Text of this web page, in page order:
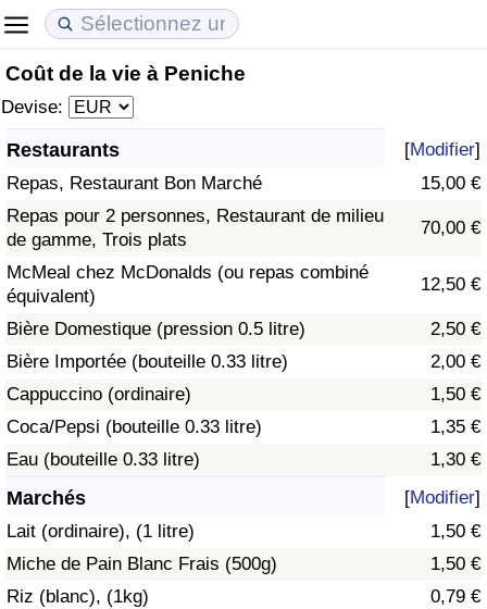
Coût de la vie à Peniche
Devise:
Restaurants [Modifier]
Repas, Restaurant Bon Marché
15,00 €
Repas pour 2 personnes, Restaurant de milieu
de gamme, Trois plats
70,00 €
McMeal chez McDonalds (ou repas combiné
équivalent)
12,50 €
Bière Domestique (pression 0.5 litre)
2,50 €
Bière Importée (bouteille 0.33 litre)
2,00 €
Cappuccino (ordinaire)
1,50 €
Coca/Pepsi (bouteille 0.33 litre)
1,35 €
Eau (bouteille 0.33 litre)
1,30 €
Marchés [Modifier]
Lait (ordinaire), (1 litre)
1,50 €
Miche de Pain Blanc Frais (500g)
1,50 €
Riz (blanc), (1kg)
0,79 €
Coût de la vie
Indice du Coût de la Vie
Indice du coût de la vie par pays
à Akaba
Prix de l'immobilier
Indice des Prix de l'immobilier
Indice des Prix de l'immobilier par Pays
Qualité de Vie
Indice de Qualité de Vie (Actuel)
Indice de qualité de vie par pays
Criminalité
Indice de Criminalité (Actuel)
Indice de Criminalité
Indice de criminalité par pays
Soins de santé
Indice des soins de santé (Actuel)